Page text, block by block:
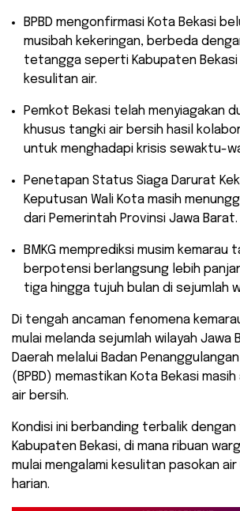
​BPBD mengonfirmasi Kota Bekasi
musibah kekeringan, berbeda
tetangga seperti Kabupaten Bekasi
kesulitan air.
​Pemkot Bekasi telah menyiagakan
khusus tangki air bersih hasil
untuk menghadapi krisis sewaktu-
​Penetapan Status Siaga Darurat
Keputusan Wali Kota masih
dari Pemerintah Provinsi Jawa Barat.
​BMKG memprediksi musim kemarau
berpotensi berlangsung lebih
tiga hingga tujuh bulan di sejumlah
​Di tengah ancaman fenomena
mulai melanda sejumlah wilayah Jawa
Daerah melalui Badan
(BPBD) memastikan Kota Bekasi
air bersih.
Kondisi ini berbanding terbalik
Kabupaten Bekasi, di mana ribuan
mulai mengalami kesulitan pasokan
harian.